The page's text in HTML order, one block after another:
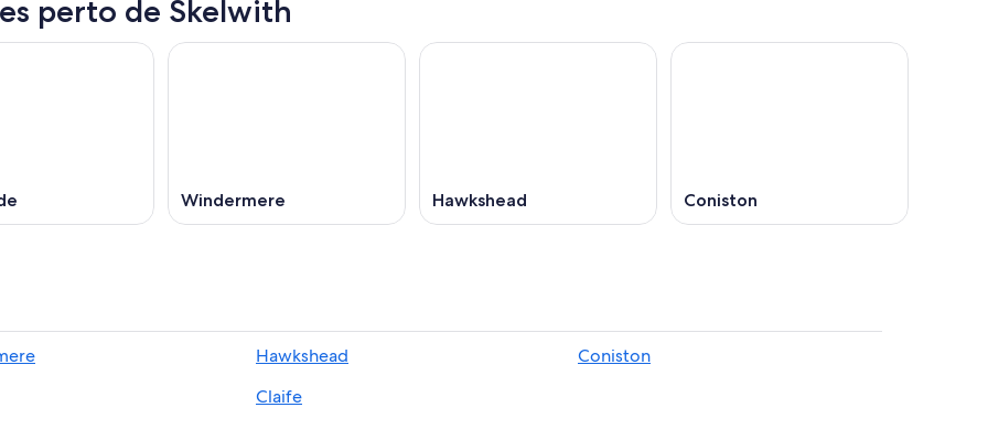
perto de Skelwith
Windermere Hawkshead Coniston
Hawkshead
Coniston
Claife